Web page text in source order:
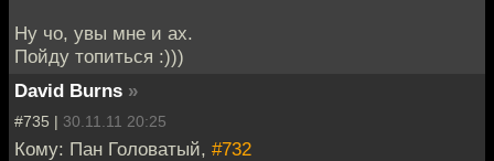
Ну чо, увы мне и ах.
Пойду топиться :)))
David Burns »
#735 | 30.11.11 20:25
Кому: Пан Головатый, #732